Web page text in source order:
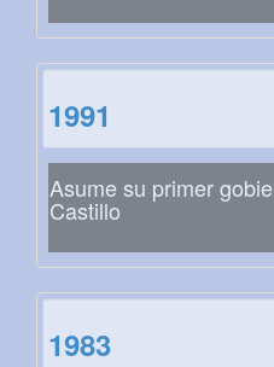
1991
Asume su primer
Castillo
1983